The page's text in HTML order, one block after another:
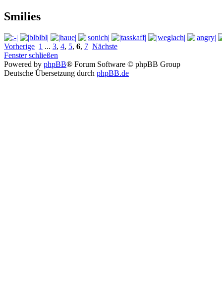
Smilies
Vorherige 1 ... 3, 4, 5, 6, 7 Nächste
Fenster schließen
Powered by phpBB® Forum Software © phpBB Group
Deutsche Übersetzung durch phpBB.de